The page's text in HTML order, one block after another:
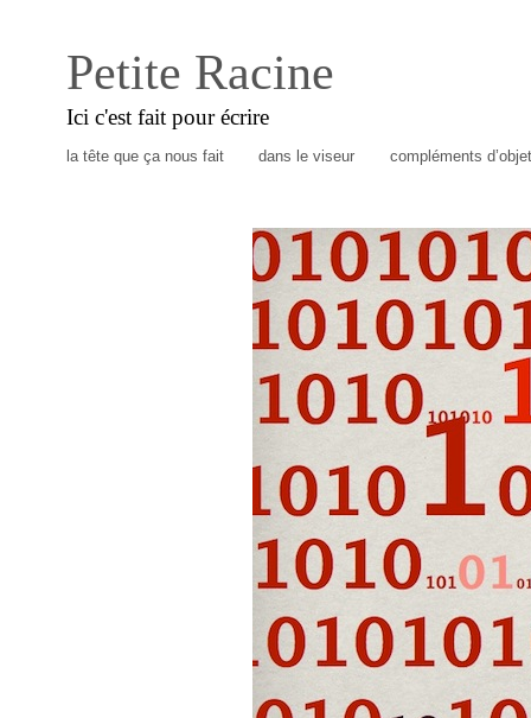
Petite Racine
Ici c'est fait pour écrire
la tête que ça nous fait dans le viseur compléments